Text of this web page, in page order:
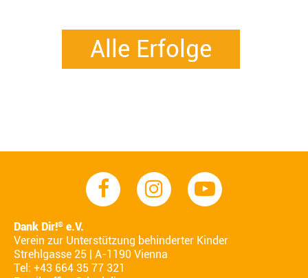
Alle Erfolge
Dank Dir!® e.V.
Verein zur Unterstützung behinderter Kinder
Strehlgasse 25 | A-1190 Vienna
Tel: +43 664 35 77 321